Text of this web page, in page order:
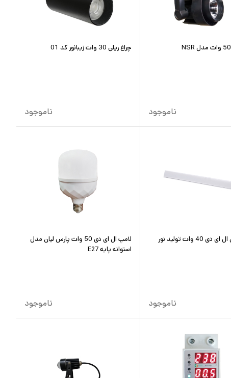
ناموجود
چراغ ریلی 30 وات زیبانور کد 01
ناموجود
چراغ خطی ال ای دی 40 وات تولید نور
ناموجود
لامپ ال ای دی 50 وات پارس لیان مدل
استوانه پایه E27
ناموجود